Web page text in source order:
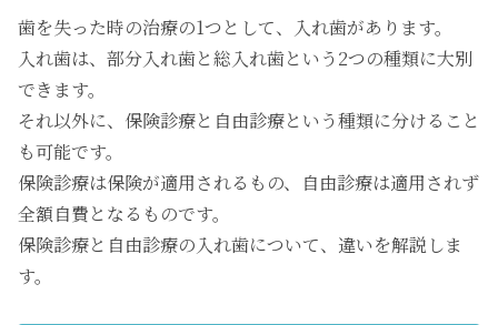
歯を失った時の治療の1つとして、入れ歯があります。
入れ歯は、部分入れ歯と総入れ歯という2つの種類に大別
できます。
それ以外に、保険診療と自由診療という種類に分けること
も可能です。
保険診療は保険が適用されるもの、自由診療は適用されず
全額自費となるものです。
保険診療と自由診療の入れ歯について、違いを解説しま
す。